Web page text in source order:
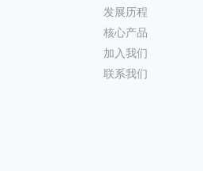
发展历程
核心产品
加入我们
联系我们